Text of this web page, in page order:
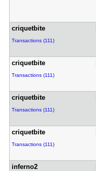
criquetbit​e
Transactions (111)
criquetbit​e
Transactions (111)
criquetbit​e
Transactions (111)
criquetbit​e
Transactions (111)
inferno2